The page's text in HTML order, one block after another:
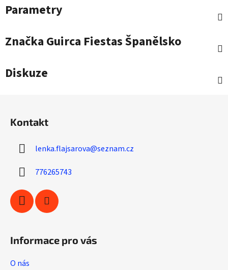
Parametry
Značka Guirca Fiestas Španělsko
Diskuze
Kontakt
lenka.flajsarova@seznam.cz
776265743
Informace pro vás
O nás